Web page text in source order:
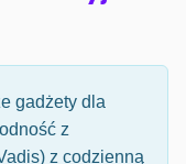
gadżety dla
z
z codzienną